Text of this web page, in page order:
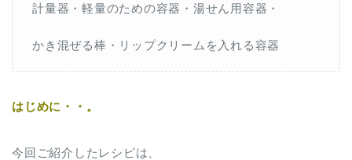
計量器・軽量のための容器・湯せん用容器・
かき混ぜる棒・リップクリームを入れる容器
はじめに・・。
今回ご紹介したレシピは、